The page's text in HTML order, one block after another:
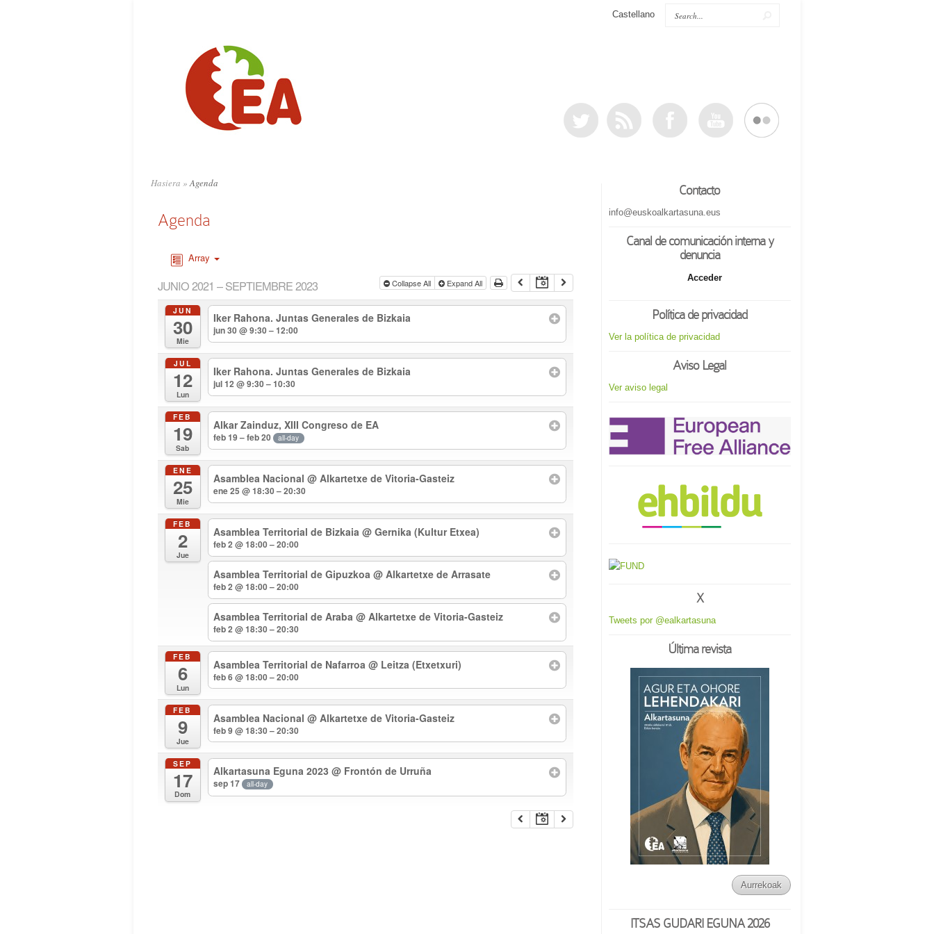
Castellano
Hasiera »Agenda
Agenda
Array
JUNIO 2021 – SEPTIEMBRE 2023 Collapse All Expand All
JUN
30
Mie
Iker Rahona. Juntas Generales de Bizkaia
jun 30 @ 9:30 – 12:00
JUL
12
Lun
Iker Rahona. Juntas Generales de Bizkaia
jul 12 @ 9:30 – 10:30
FEB
19
Sab
Alkar Zainduz, XIII Congreso de EA
feb 19 – feb 20 all-day
ENE
25
Mie
Asamblea Nacional@ Alkartetxe de Vitoria-Gasteiz
ene 25 @ 18:30 – 20:30
FEB
2
Jue
Asamblea Territorial de Bizkaia@ Gernika (Kultur Etxea)
feb 2 @ 18:00 – 20:00
Asamblea Territorial de Gipuzkoa@ Alkartetxe de Arrasate
feb 2 @ 18:00 – 20:00
Asamblea Territorial de Araba@ Alkartetxe de Vitoria-Gasteiz
feb 2 @ 18:30 – 20:30
FEB
6
Lun
Asamblea Territorial de Nafarroa@ Leitza (Etxetxuri)
feb 6 @ 18:00 – 20:00
FEB
9
Jue
Asamblea Nacional@ Alkartetxe de Vitoria-Gasteiz
feb 9 @ 18:30 – 20:30
SEP
17
Dom
Alkartasuna Eguna 2023@ Frontón de Urruña
sep 17 all-day
Contacto
info@euskoalkartasuna.eus
Canal de comunicación interna y
denuncia
Acceder
Política de privacidad
Ver la política de privacidad
Aviso Legal
Ver aviso legal
X
Tweets por @ealkartasuna
Última revista
Aurrekoak
ITSAS GUDARI EGUNA 2026